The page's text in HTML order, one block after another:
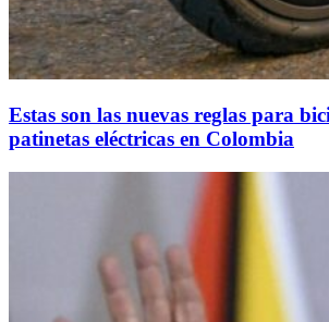
Estas son las nuevas reglas para
patinetas eléctricas en Colombia